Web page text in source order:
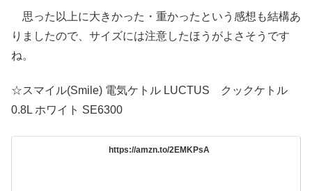
思った以上に大きかった・重かったという感想も結構あ
りましたので、サイズには注意したほうがよさそうです
ね。
☆スマイル(Smile) 電気ケトル LUCTUS クックケトル
0.8L ホワイト SE6300
https://amzn.to/2EMKPsA